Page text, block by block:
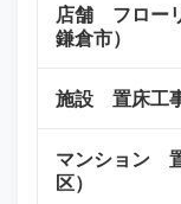
店舗 フロー
鎌倉市）
施設 置床工
マンション
区）